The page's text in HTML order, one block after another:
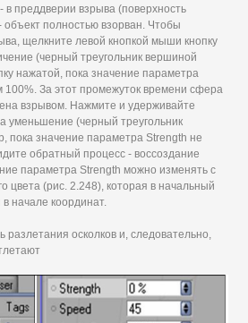
преддверии взрыва (поверхность
полностью взорван. Чтобы
щелкните левой кнопкой мыши кнопку
(черный треугольник вершиной
нажатой, пока значение параметра
100%. За этот промежуток времени сфера
взрывом. Нажмите и удерживайте
уменьшение (черный треугольник
пока значение параметра Strength не
обратный процесс - воссоздание
параметра Strength можно изменять с
цвета (рис. 2.248), которая в начальный
начале координат.
осколков и, следовательно,